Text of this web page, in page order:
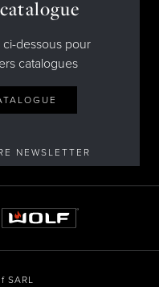
dessous pour
catalogues
NEWSLETTER
SARL